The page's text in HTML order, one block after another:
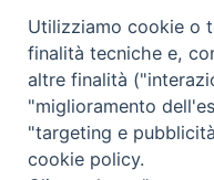
Contatti:Tel.:
E-mail:
Orari: dal
Utilizziamo cookie o
finalità tecniche e,
altre finalità
"miglioramento
"targeting e
cookie policy.